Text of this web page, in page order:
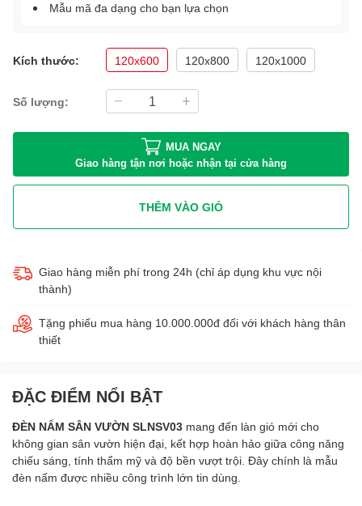
Mẫu mã đa dạng cho bạn lựa chọn
Kích thước: 120x600 120x800 120x1000
Số lượng:
MUA NGAY
Giao hàng tận nơi hoặc nhận tại cửa hàng
THÊM VÀO GIỎ
Giao hàng miễn phí trong 24h (chỉ áp dụng khu vực nội
thành)
Tặng phiếu mua hàng 10.000.000đ đối với khách hàng thân
thiết
ĐẶC ĐIỂM NỔI BẬT
ĐÈN NẤM SÂN VƯỜN SLNSV03 mang đến làn gió mới cho
không gian sân vườn hiện đại, kết hợp hoàn hảo giữa công năng
chiếu sáng, tính thẩm mỹ và độ bền vượt trội. Đây chính là mẫu
đèn nấm được nhiều công trình lớn tin dùng.